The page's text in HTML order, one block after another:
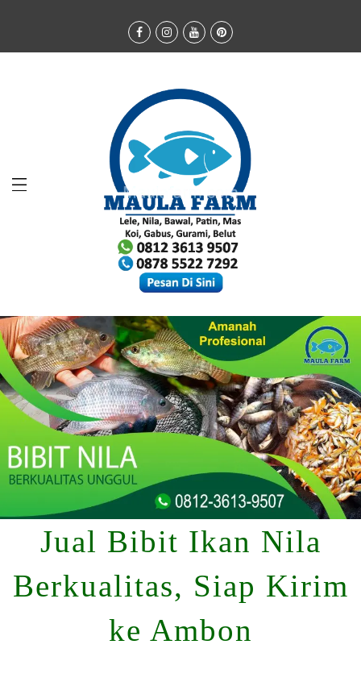
Jual Bibit Ikan Nila
Berkualitas, Siap Kirim
ke Ambon